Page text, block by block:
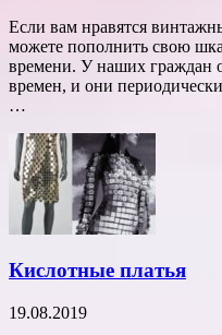
Если вам нравятся
можете пополнить свою
времени. У наших граждан
времен, и они
…
Кислотные платья
19.08.2019